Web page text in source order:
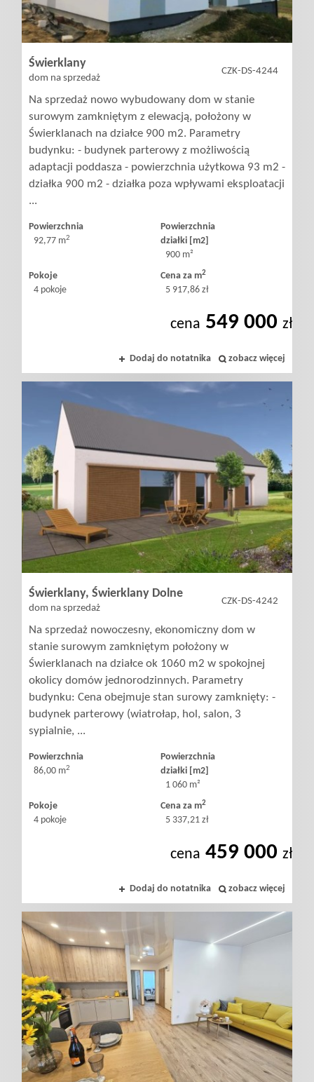
Świerklany
dom na sprzedaż
CZK-DS-4244
Na sprzedaż nowo wybudowany dom w stanie
surowym zamkniętym z elewacją, położony w
Świerklanach na działce 900 m2. Parametry
budynku: - budynek parterowy z możliwością
adaptacji poddasza - powierzchnia użytkowa 93 m2 -
działka 900 m2 - działka poza wpływami eksploatacji
...
Powierzchnia
92,77 m2
Powierzchnia
działki [m2]
900 m²
Pokoje
4 pokoje
Cena za m2
5 917,86 zł
cena 549 000 zł
Dodaj do notatnika zobacz więcej
Świerklany, Świerklany Dolne
dom na sprzedaż
CZK-DS-4242
Na sprzedaż nowoczesny, ekonomiczny dom w
stanie surowym zamkniętym położony w
Świerklanach na działce ok 1060 m2 w spokojnej
okolicy domów jednorodzinnych. Parametry
budynku: Cena obejmuje stan surowy zamknięty: -
budynek parterowy (wiatrołap, hol, salon, 3
sypialnie, ...
Powierzchnia
86,00 m2
Powierzchnia
działki [m2]
1 060 m²
Pokoje
4 pokoje
Cena za m2
5 337,21 zł
cena 459 000 zł
Dodaj do notatnika zobacz więcej